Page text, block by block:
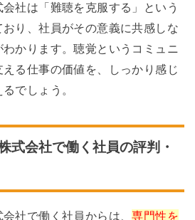
社は「難聴を克服する」という
り、社員がその意義に共感しな
かります。聴覚というコミュニ
る仕事の価値を、しっかり感じ
でしょう。
式会社で働く社員の評判・
会社で働く社員からは、専門性を